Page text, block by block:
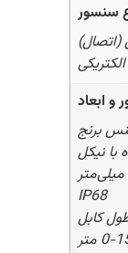
سنسور
الکتریکی
ابعاد
برنج
نیکل
IP68
کابل